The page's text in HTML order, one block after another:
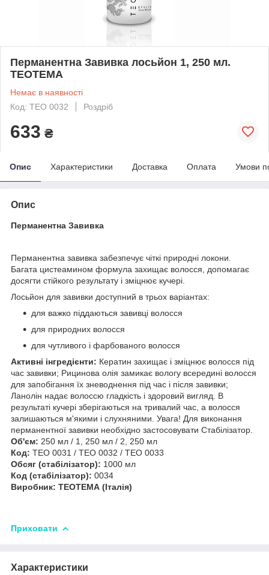
Перманентна Завивка лосьйон 1, 250 мл.
ТЕОТЕМА
Немає в наявності
Код: TEO 0032
Роздріб
633 ₴
Опис Характеристики Доставка Оплата Умови
Опис
Перманентна Завивка
Перманентна завивка забезпечує чіткі природні локони.
Багата цистеамином формула захищає волосся, допомагає
досягти стійкого результату і зміцнює кучері.
Лосьйон для завивки доступний в трьох варіантах:
для важко піддаються завивці волосся
для природних волосся
для чутливого і фарбованого волосся
Активні інгредієнти: Кератин захищає і зміцнює волосся під
час завивки; Рицинова олія замикає вологу всередині волосся
для запобігання їх зневоднення під час і після завивки;
Ланолін надає волоссю гладкість і здоровий вигляд. В
результаті кучері зберігаються на тривалий час, а волосся
залишаються м'якими і слухняними. Увага! Для виконання
перманентної завивки необхідно застосовувати Стабілізатор.
Об'єм: 250 мл / 1, 250 мл / 2, 250 мл
Код: TEO 0031 / TEO 0032 / TEO 0033
Обсяг (стабілізатор): 1000 мл
Код (стабілізатор): 0034
Виробник: ТЕОТЕМА (Італія)
Приховати
Характеристики